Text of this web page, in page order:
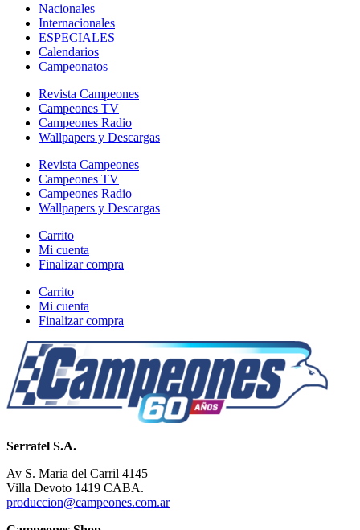
Nacionales
Internacionales
ESPECIALES
Calendarios
Campeonatos
Revista Campeones
Campeones TV
Campeones Radio
Wallpapers y Descargas
Revista Campeones
Campeones TV
Campeones Radio
Wallpapers y Descargas
Carrito
Mi cuenta
Finalizar compra
Carrito
Mi cuenta
Finalizar compra
Serratel S.A.
Av S. Maria del Carril 4145
Villa Devoto 1419 CABA.
produccion@campeones.com.ar